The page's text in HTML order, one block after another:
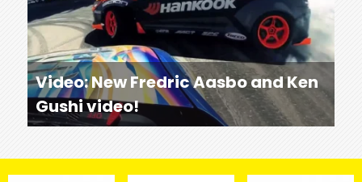
Video: New Fredric Aasbo and Ken
Gushi video!